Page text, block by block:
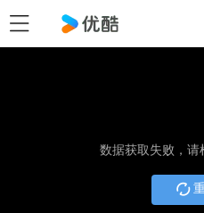
数据获取失败，请